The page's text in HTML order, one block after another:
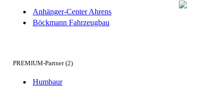
Anhänger-Center Ahrens
Böckmann Fahrzeugbau
PREMIUM-Partner (2)
Humbaur